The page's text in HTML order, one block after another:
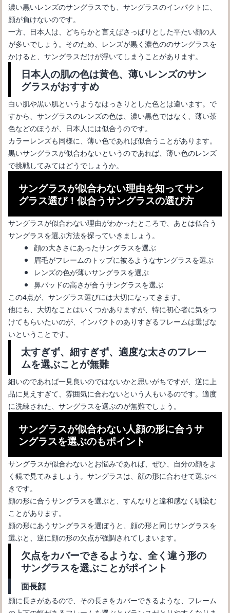
顔の小さい人におすすめなサングラスとは？選び方を伝授します
サングラスの度付きで安いのはどうなの？失敗しない購入の方法
眩しいのはサングラスが透明だから？眩しくないサングラスとは
濃い黒いレンズのサングラスでも、サングラスのインパクトに、
顔が負けないのです。
一方、日本人は、どちらかと言えばさっぱりとした平たい顔の人
が多いでしょう。そのため、レンズが黒く濃色ののサングラスを
かけると、サングラスだけが浮いてしまうことがあります。
日本人の肌の色は黄色、薄いレンズのサン
グラスがおすすめ
白い肌や黒い肌というようなはっきりとした色とは違います。で
すから、サングラスのレンズの色は、濃い黒色ではなく、薄い茶
色などのほうが、日本人には似合うのです。
カラーレンズも同様に、薄い色であれば似合うことがあります。
黒いサングラスが似合わないというのであれば、薄い色のレンズ
で挑戦してみてはどうでしょうか。
サングラスが似合わない理由を知ってサン
グラス選び！似合うサングラスの選び方
サングラスが似合わない理由がわかったところで、あとは似合う
サングラスを選ぶ方法を探っていきましょう。
顔の大きさにあったサングラスを選ぶ
眉毛がフレームのトップに被るようなサングラスを選ぶ
レンズの色が薄いサングラスを選ぶ
鼻パッドの高さが合うサングラスを選ぶ
この4点が、サングラス選びには大切になってきます。
他にも、大切なことはいくつかありますが、特に初心者に気をつ
けてもらいたいのが、 インパクトのありすぎるフレームは選ばな
いということです。
太すぎず、細すぎず、適度な太さのフレー
ムを選ぶことが無難
細いのであれば一見良いのではないかと思いがちですが、逆に上
品に見えすぎて、雰囲気に合わないという人もいるのです。適度
に洗練された、サングラスを選ぶのが無難でしょう。
サングラスが似合わない人顔の形に合うサ
ングラスを選ぶのもポイント
サングラスが似合わないとお悩みであれば、ぜひ、自分の顔をよ
く鏡で見てみましょう。サングラスは、顔の形に合わせて選ぶべ
きです。
顔の形に合うサングラスを選ぶと、すんなりと違和感なく馴染む
ことがあります。
顔の形にあうサングラスを選ぼうと、顔の形と同じサングラスを
選ぶと、逆に顔の形の欠点が強調されてしまいます。
欠点をカバーできるような、全く違う形の
サングラスを選ぶことがポイント
面長顔
顔に長さがあるので、その長さをカバーできるような、フレーム